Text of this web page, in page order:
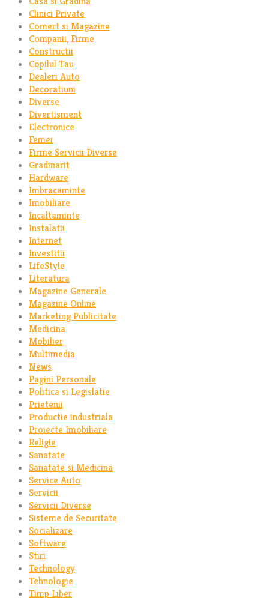
Clinici Private
Comert si Magazine
Companii, Firme
Constructii
Copilul Tau
Dealeri Auto
Decoratiuni
Diverse
Divertisment
Electronice
Femei
Firme Servicii Diverse
Gradinarit
Hardware
Imbracaminte
Imobiliare
Incaltaminte
Instalatii
Internet
Investitii
LifeStyle
Literatura
Magazine Generale
Magazine Online
Marketing Publicitate
Medicina
Mobilier
Multimedia
News
Pagini Personale
Politica si Legislatie
Prietenii
Productie industriala
Proiecte Imobiliare
Religie
Sanatate
Sanatate si Medicina
Service Auto
Servicii
Servicii Diverse
Sisteme de Securitate
Socializare
Software
Stiri
Technology
Tehnologie
Timp Liber